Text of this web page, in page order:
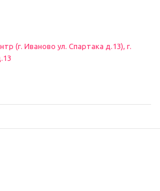
(г. Иваново ул. Спартака д.13), г.